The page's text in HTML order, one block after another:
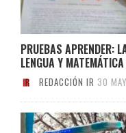
PRUEBAS APRENDER:
LENGUA Y MATEMÁTICA
REDACCIÓN IR 30